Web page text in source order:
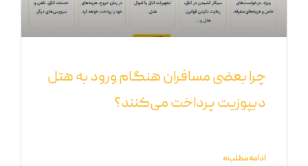
چرا بعضی مسافران هنگام ورود به هتل
دیپوزیت پرداخت می‌کنند؟
ادامه مطلب »